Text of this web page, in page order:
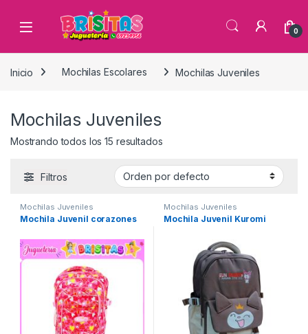
0
Inicio Mochilas Escolares Mochilas Juveniles
Mochilas Juveniles
Mostrando todos los 15 resultados
Filtros
Mochilas Juveniles
Mochila Juvenil corazones
Mochilas Juveniles
Mochila Juvenil Kuromi